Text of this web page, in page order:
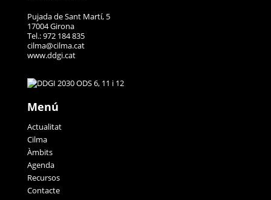
Pujada de Sant Martí, 5
17004 Girona
Tel.: 972 184 835
cilma@cilma.cat
www.ddgi.cat
Menú
Actualitat
Cilma
Àmbits
Agenda
Recursos
Contacte